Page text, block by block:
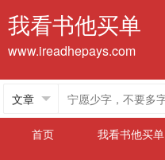
我看书他买单
www.ireadhepays.com
首页
我看书他买单